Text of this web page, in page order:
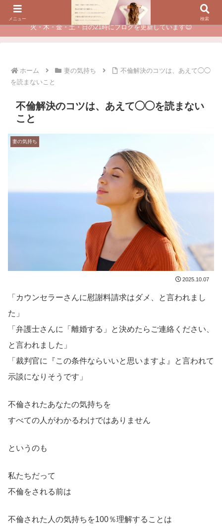
夫に不倫されたつらい経験が、あなたのチャンスに変わるカウンセリング
火・木・金・土・日の21時にブログを更新しています😊
ホーム 妻の気持ち
不倫解決のコツは、あえて◯◯
を読まないこと
不倫解決のコツは、あえて◯◯を読まない
こと
妻の気持ち
2025.10.07
「カウンセラーさんに慰謝料請求はダメ、と言われまし
た」
「弁護士さんに「離婚する」と決めたらご連絡ください、
と言われました」
「裁判官に『この条件ならいいと思いますよ』と言われて
示談になりそうです」
不倫されたあなたの気持ちを
すべての人がわかるわけではありません
というのも
私たちだって
不倫をされる前は
不倫された人の気持ちを100％理解することは
メニュー 検索